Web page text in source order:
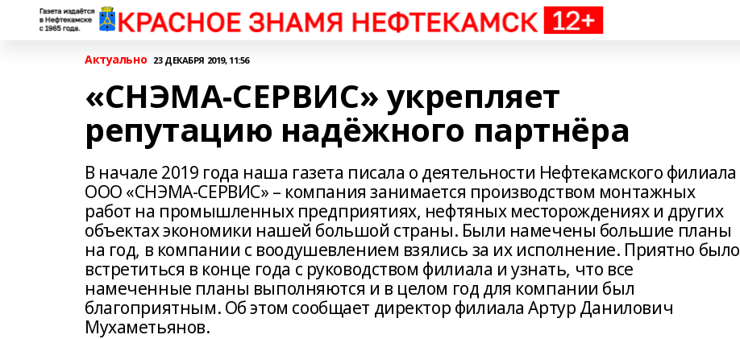
Актуально 23 ДЕКАБРЯ 2019, 11:56
«СНЭМА-СЕРВИС» укрепляет
репутацию надёжного партнёра
В начале 2019 года наша газета писала о деятельности Нефтекамского филиала
ООО «СНЭМА-СЕРВИС» – компания занимается производством монтажных
работ на промышленных предприятиях, нефтяных месторождениях и других
объектах экономики нашей большой страны. Были намечены большие планы
на год, в компании с воодушевлением взялись за их исполнение. Приятно было
встретиться в конце года с руководством филиала и узнать, что все
намеченные планы выполняются и в целом год для компании был
благоприятным. Об этом сообщает директор филиала Артур Данилович
Мухаметьянов.